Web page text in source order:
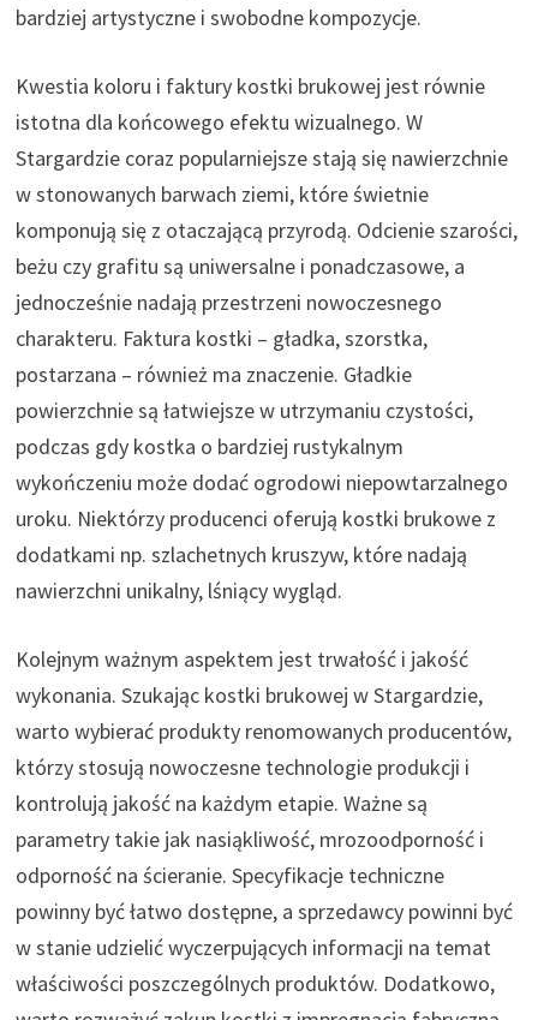
bardziej artystyczne i swobodne kompozycje.
Kwestia koloru i faktury kostki brukowej jest równie
istotna dla końcowego efektu wizualnego. W
Stargardzie coraz popularniejsze stają się nawierzchnie
w stonowanych barwach ziemi, które świetnie
komponują się z otaczającą przyrodą. Odcienie szarości,
beżu czy grafitu są uniwersalne i ponadczasowe, a
jednocześnie nadają przestrzeni nowoczesnego
charakteru. Faktura kostki – gładka, szorstka,
postarzana – również ma znaczenie. Gładkie
powierzchnie są łatwiejsze w utrzymaniu czystości,
podczas gdy kostka o bardziej rustykalnym
wykończeniu może dodać ogrodowi niepowtarzalnego
uroku. Niektórzy producenci oferują kostki brukowe z
dodatkami np. szlachetnych kruszyw, które nadają
nawierzchni unikalny, lśniący wygląd.
Kolejnym ważnym aspektem jest trwałość i jakość
wykonania. Szukając kostki brukowej w Stargardzie,
warto wybierać produkty renomowanych producentów,
którzy stosują nowoczesne technologie produkcji i
kontrolują jakość na każdym etapie. Ważne są
parametry takie jak nasiąkliwość, mrozoodporność i
odporność na ścieranie. Specyfikacje techniczne
powinny być łatwo dostępne, a sprzedawcy powinni być
w stanie udzielić wyczerpujących informacji na temat
właściwości poszczególnych produktów. Dodatkowo,